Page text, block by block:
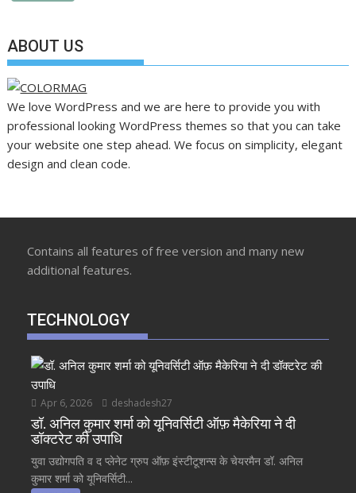
ABOUT US
We love WordPress and we are here to provide you with
professional looking WordPress themes so that you can take
your website one step ahead. We focus on simplicity, elegant
design and clean code.
Contains all features of free version and many new
additional features.
TECHNOLOGY
Apr 6, 2026 deshadesh27
डॉ. अनिल कुमार शर्मा को यूनिवर्सिटी ऑफ़ मैकेरिया ने दी
डॉक्टरेट की उपाधि
युवा उद्योगपति व द प्लेनेट ग्रुप ऑफ़ इंस्टीटूशन्स के चेयरमैन डॉ. अनिल
कुमार शर्मा को यूनिवर्सिटी...